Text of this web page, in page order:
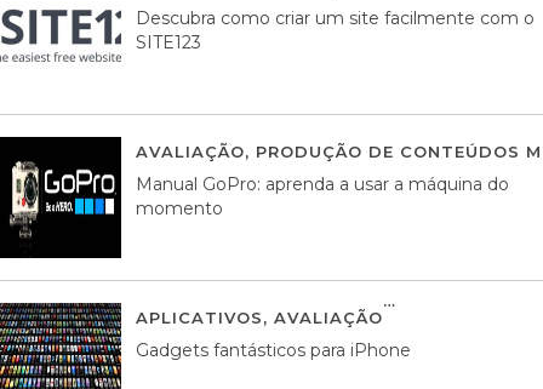
Descubra como criar um site facilmente com o
SITE123
AVALIAÇÃO, PRODUÇÃO DE CONTEÚDOS
Manual GoPro: aprenda a usar a máquina do
momento
APLICATIVOS, AVALIAÇÃO
Gadgets fantásticos para iPhone